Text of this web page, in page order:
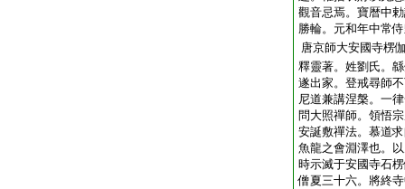
觀音忌焉。寶暦中
勝輪。元和年中常
唐京師大安國寺楞
釋靈著。姓劉氏。
遂出家。登戒尋師
尼道兼講涅槃。一
問大照禪師。領悟
安誕敷禪法。慕道
魚龍之會淵澤也。
時示滅于安國寺石
僧夏三十六。將終